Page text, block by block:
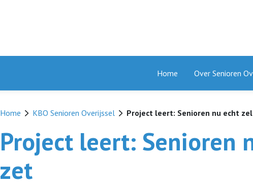
Home Over Senioren
Home KBO Senioren Overijssel Project leert: Senioren nu echt
Project leert: Senioren
zet